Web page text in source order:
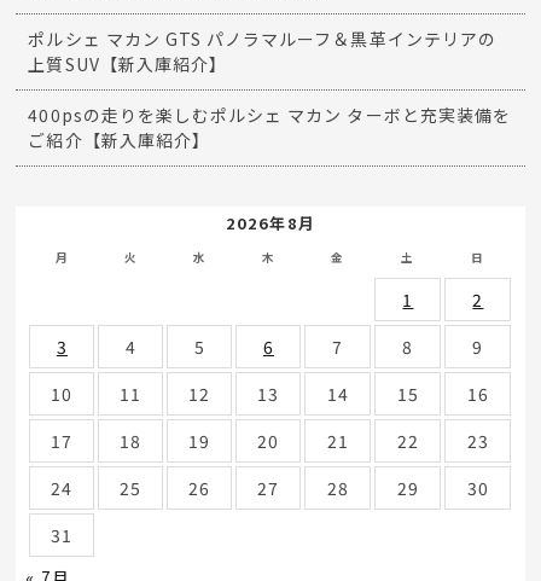
ポルシェ マカン GTS パノラマルーフ＆黒革インテリアの
上質SUV【新入庫紹介】
400psの走りを楽しむポルシェ マカン ターボと充実装備を
ご紹介【新入庫紹介】
2026年8月
月 火 水 木 金 土 日
1
2
3
4 5 6 7 8
9
10
11 12 13 14 15
16
17
18 19 20 21 22
23
24
25 26 27 28 29
30
31